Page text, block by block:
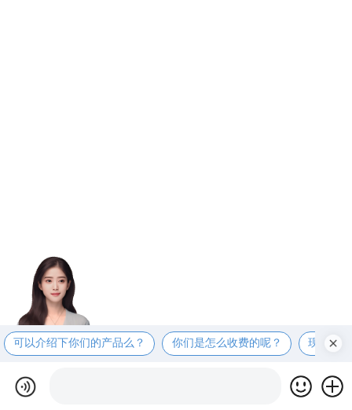
可以介绍下你们的产品么？ 你们是怎么收费的呢？ 现在有